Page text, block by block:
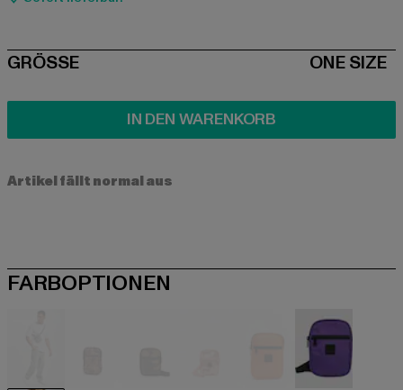
SIZE
GRÖSSE ONE SIZE
IN DEN WARENKORB
Artikel fällt normal aus
FARBOPTIONEN